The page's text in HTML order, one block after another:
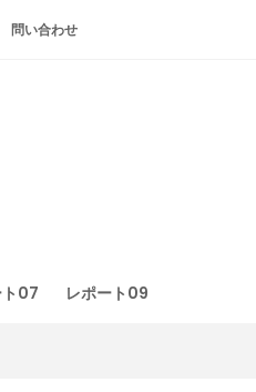
問い合わせ
ト07 レポート09